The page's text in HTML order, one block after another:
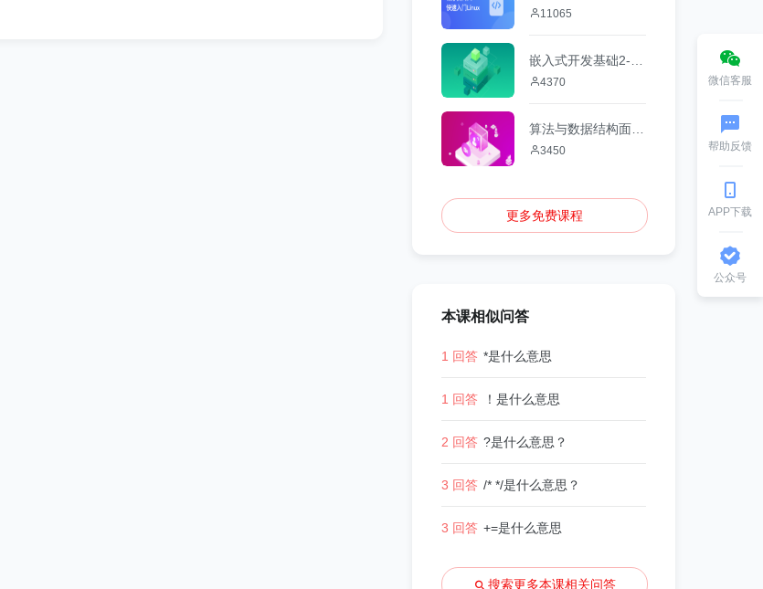
11065
4370
3450
更多免费课程
本课相似问答
1 回答 *是什么意思
1 回答 ！是什么意思
2 回答 ?是什么意思？
3 回答 /* */是什么意思？
3 回答 +=是什么意思
搜索更多本课相关问答
微信客服
帮助反馈
APP下载
公众号